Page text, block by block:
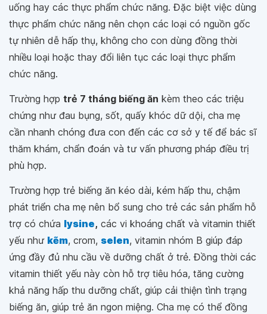
uống hay các thực phẩm chức năng. Đặc biệt việc dùng
thực phẩm chức năng nên chọn các loại có nguồn gốc
tự nhiên dễ hấp thụ, không cho con dùng đồng thời
nhiều loại hoặc thay đổi liên tục các loại thực phẩm
chức năng.
Trường hợp trẻ 7 tháng biếng ăn kèm theo các triệu
chứng như đau bụng, sốt, quấy khóc dữ dội, cha mẹ
cần nhanh chóng đưa con đến các cơ sở y tế để bác sĩ
thăm khám, chẩn đoán và tư vấn phương pháp điều trị
phù hợp.
Trường hợp trẻ biếng ăn kéo dài, kém hấp thu, chậm
phát triển cha mẹ nên bổ sung cho trẻ các sản phẩm hỗ
trợ có chứa lysine, các vi khoáng chất và vitamin thiết
yếu như kẽm, crom, selen, vitamin nhóm B giúp đáp
ứng đầy đủ nhu cầu về dưỡng chất ở trẻ. Đồng thời các
vitamin thiết yếu này còn hỗ trợ tiêu hóa, tăng cường
khả năng hấp thu dưỡng chất, giúp cải thiện tình trạng
biếng ăn, giúp trẻ ăn ngon miệng. Cha mẹ có thể đồng